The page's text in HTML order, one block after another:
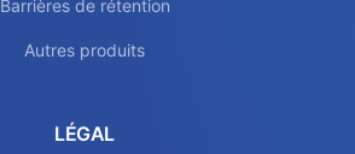
Barrières de rétention
Autres produits
LÉGAL